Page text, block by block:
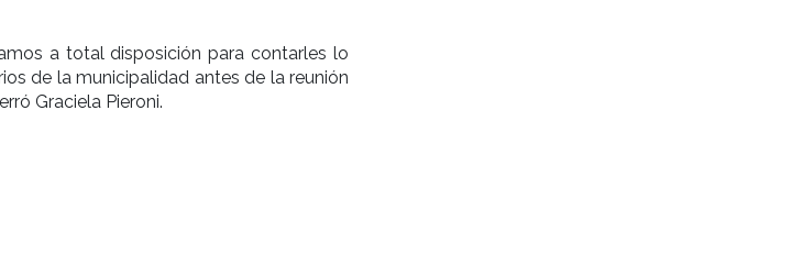
a total disposición para contarles lo
de la municipalidad antes de la reunión
Graciela Pieroni.